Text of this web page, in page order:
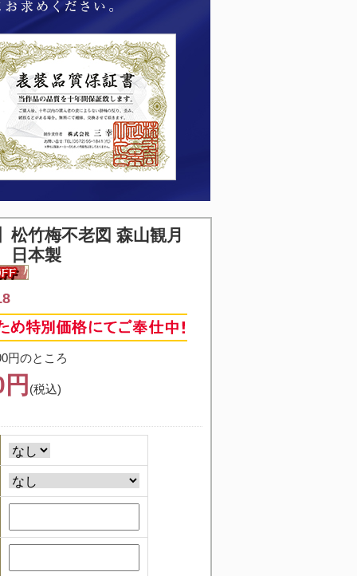
松竹梅不老図 森山観月
日本製
円のところ
(税込)